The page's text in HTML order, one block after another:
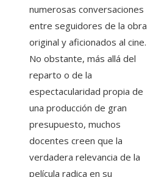
numerosas conversaciones
entre seguidores de la obra
original y aficionados al cine.
No obstante, más allá del
reparto o de la
espectacularidad propia de
una producción de gran
presupuesto, muchos
docentes creen que la
verdadera relevancia de la
película radica en su